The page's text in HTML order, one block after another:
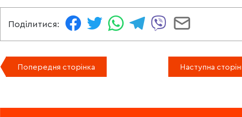
Поділитися:
Попередня сторінка Наступна